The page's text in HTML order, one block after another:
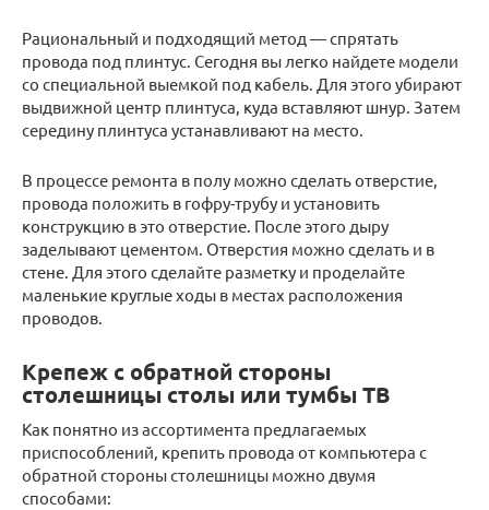
Рациональный и подходящий метод — спрятать
провода под плинтус. Сегодня вы легко найдете модели
со специальной выемкой под кабель. Для этого убирают
выдвижной центр плинтуса, куда вставляют шнур. Затем
середину плинтуса устанавливают на место.
В процессе ремонта в полу можно сделать отверстие,
провода положить в гофру-трубу и установить
конструкцию в это отверстие. После этого дыру
заделывают цементом. Отверстия можно сделать и в
стене. Для этого сделайте разметку и проделайте
маленькие круглые ходы в местах расположения
проводов.
Крепеж с обратной стороны
столешницы столы или тумбы ТВ
Как понятно из ассортимента предлагаемых
приспособлений, крепить провода от компьютера с
обратной стороны столешницы можно двумя
способами: